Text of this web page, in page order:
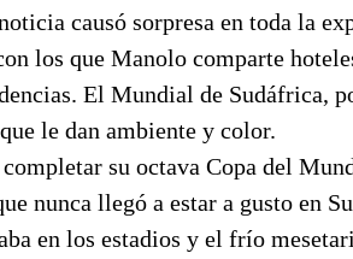
causó sorpresa en toda la
los que Manolo comparte
El Mundial de Sudáfrica,
le dan ambiente y color.
su octava Copa del
nunca llegó a estar a gusto en
en los estadios y el frío